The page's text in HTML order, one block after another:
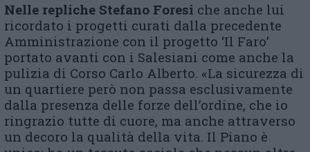
Nelle repliche Stefano Foresi che anche lui
ricordato i progetti curati dalla precedente
Amministrazione con il progetto ‘Il Faro’
portato avanti con i Salesiani come anche la
pulizia di Corso Carlo Alberto. «La sicurezza di
un quartiere però non passa esclusivamente
dalla presenza delle forze dell’ordine, che io
ringrazio tutte di cuore, ma anche attraverso
un decoro la qualità della vita. Il Piano è